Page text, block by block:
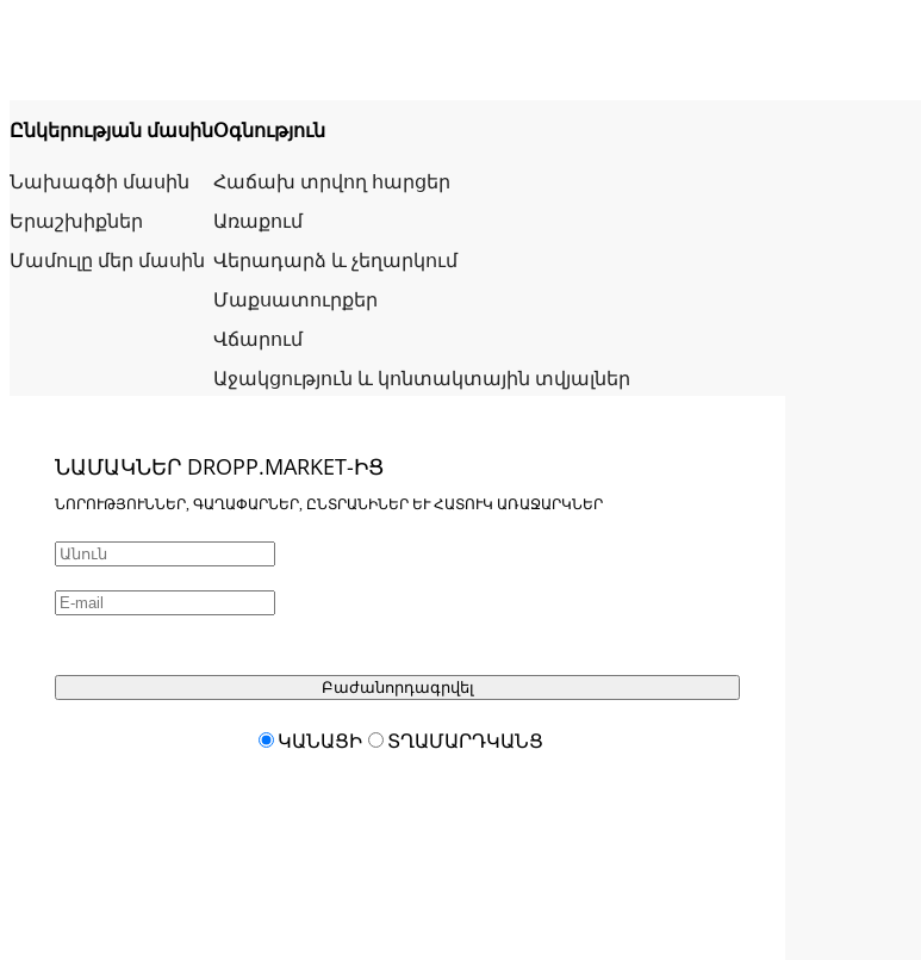
Ընկերության մասին
Նախագծի մասին
Երաշխիքներ
Մամուլը մեր մասին
Օգնություն
Հաճախ տրվող հարցեր
Առաքում
Վերադարձ և չեղարկում
Մաքսատուրքեր
Վճարում
Աջակցություն և կոնտակտային տվյալներ
ՆԱՄԱԿՆԵՐ DROPP.MARKET-ԻՑ
ՆՈՐՈՒԹՅՈՒՆՆԵՐ, ԳԱՂԱՓԱՐՆԵՐ, ԸՆՏՐԱՆԻՆԵՐ ԵՒ ՀԱՏՈՒԿ ԱՌԱՋԱՐԿՆԵՐ
Բաժանորդագրվել
ԿԱՆԱՑԻ ՏՂԱՄԱՐԴԿԱՆՑ